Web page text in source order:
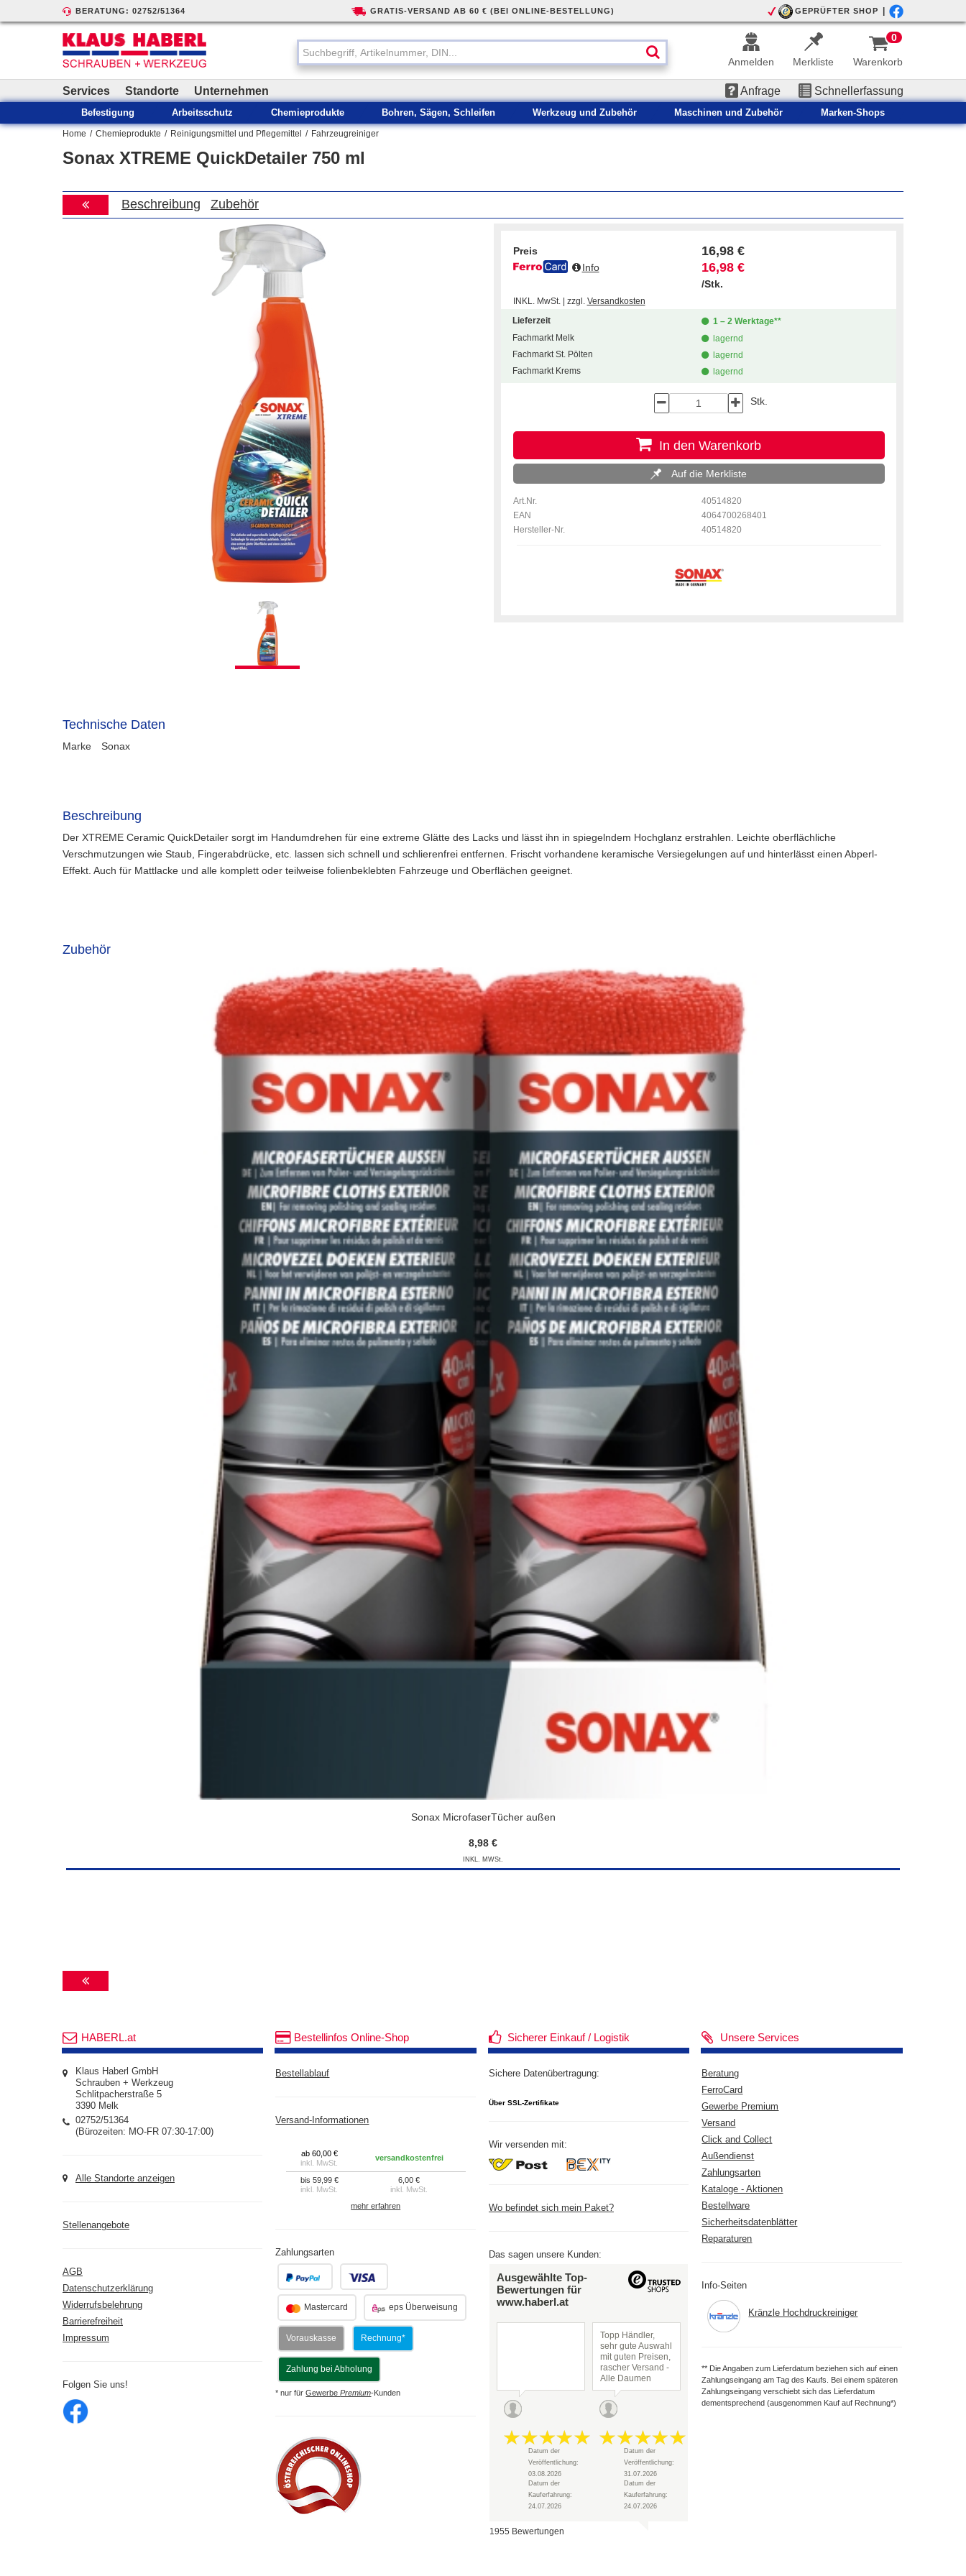
BERATUNG: 02752/51364 GRATIS-VERSAND AB 60 € (BEI ONLINE-BESTELLUNG) GEPRÜFTER SHOP
Anmelden Merkliste Warenkorb
0
Services Standorte Unternehmen Anfrage Schnellerfassung
Befestigung Arbeitsschutz Chemieprodukte Bohren, Sägen, Schleifen Werkzeug und Zubehör Maschinen und Zubehör Marken-Shops
Home / Chemieprodukte / Reinigungsmittel und Pflegemittel / Fahrzeugreiniger
Sonax XTREME QuickDetailer 750 ml
Beschreibung Zubehör
Preis 16,98 €
Info 16,98 €
/Stk.
INKL. MwSt. | zzgl. Versandkosten
Lieferzeit
1 – 2 Werktage**
Fachmarkt Melk
lagernd
Fachmarkt St. Pölten
lagernd
Fachmarkt Krems
lagernd
Stk.
In den Warenkorb
Auf die Merkliste
Art.Nr.
40514820
EAN
4064700268401
Hersteller-Nr.
40514820
Technische Daten
Marke Sonax
Beschreibung
Der XTREME Ceramic QuickDetailer sorgt im Handumdrehen für eine extreme Glätte des Lacks und lässt ihn in spiegelndem Hochglanz erstrahlen. Leichte oberflächliche
Verschmutzungen wie Staub, Fingerabdrücke, etc. lassen sich schnell und schlierenfrei entfernen. Frischt vorhandene keramische Versiegelungen auf und hinterlässt einen Abperl-
Effekt. Auch für Mattlacke und alle komplett oder teilweise folienbeklebten Fahrzeuge und Oberflächen geeignet.
Zubehör
Sonax MicrofaserTücher außen
8,98 €
INKL. MWSt.
HABERL.at
Klaus Haberl GmbH
Schrauben + Werkzeug
Schlitpacherstraße 5
3390 Melk
02752/51364
(Bürozeiten: MO-FR 07:30-17:00)
Alle Standorte anzeigen
Stellenangebote
AGB
Datenschutzerklärung
Widerrufsbelehrung
Barrierefreiheit
Impressum
Folgen Sie uns!
Bestellinfos Online-Shop
Bestellablauf
Versand-Informationen
ab 60,00 €
inkl. MwSt.
versandkostenfrei
bis 59,99 €
inkl. MwSt.
6,00 €
inkl. MwSt.
mehr erfahren
Zahlungsarten
Mastercard eps Überweisung
Vorauskasse Rechnung*
Zahlung bei Abholung
* nur fürGewerbePremium-Kunden
Sicherer Einkauf / Logistik
Sichere Datenübertragung:
Über SSL-Zertifikate
Wir versenden mit:
Wo befindet sich mein Paket?
Das sagen unsere Kunden:
Ausgewählte Top-
Bewertungen für
www.haberl.at
Datum der
Veröffentlichung:
03.08.2026
Datum der
Kauferfahrung:
24.07.2026
Topp Händler,
sehr gute Auswahl
mit guten Preisen,
rascher Versand -
Alle Daumen
hoch!
Datum der
Veröffentlichung:
31.07.2026
Datum der
Kauferfahrung:
24.07.2026
1955 Bewertungen
Unsere Services
Beratung
FerroCard
Gewerbe Premium
Versand
Click and Collect
Außendienst
Zahlungsarten
Kataloge - Aktionen
Bestellware
Sicherheitsdatenblätter
Reparaturen
Info-Seiten
Kränzle Hochdruckreiniger
** Die Angaben zum Lieferdatum beziehen sich auf einen
Zahlungseingang am Tag des Kaufs. Bei einem späteren
Zahlungseingang verschiebt sich das Lieferdatum
dementsprechend (ausgenommen Kauf auf Rechnung*)